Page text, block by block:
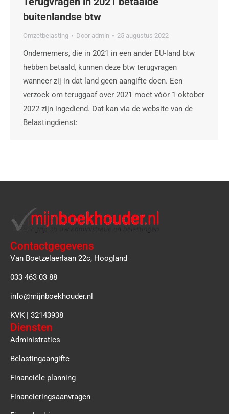
buitenlandse btw
Omzetbelasting Door admin 25 augustus 2022
Ondernemers, die in 2021 in een ander EU-land btw
hebben betaald, kunnen deze btw terugvragen
wanneer zij in dat land geen aangifte doen. Een
verzoek om teruggaaf over 2021 moet vóór 1 oktober
2022 zijn ingediend. Dat kan via de website van de
Belastingdienst:
Contactgegevens
Van Boetzelaerlaan 22c, Hoogland
033 463 03 88
info@mijnboekhouder.nl
KVK | 32143938
Diensten
Administraties
Belastingaangifte
Financiële planning
Financieringsaanvragen